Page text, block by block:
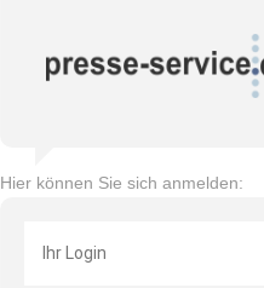
Hier können Sie sich anmelden: